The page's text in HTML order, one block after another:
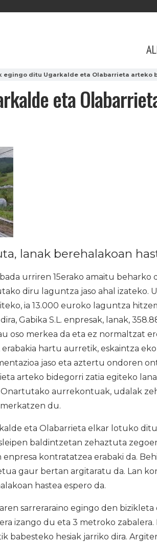
egingo ditu Ugarkalde eta Olabarrieta arteko
eta
lanak berehalakoan
urriren 15erako amaitu beharko
diru laguntza jaso ahal izateko.
ia 13.000 euroko laguntza
Gabika S.L. enpresak, lanak,
oso merkea da eta ez normaltzat
hartu aurretik, eskaintza
jaso eta aztertu ondoren
arteko bidegorri zatia egiteko
Onartutako aurrekontuak, udalak
du.
eta Olabarrieta elkar lotuko
baldintzetan zehaztuta
kontratatzea erabaki da.
gaur bertan argitaratu da. Lan
hastea espero da.
sarreraraino egingo den
izango du eta 3 metroko zabalera.
babesteko hesiak jarriko dira.